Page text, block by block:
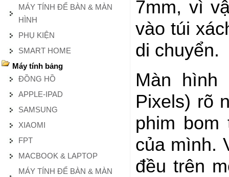
MÁY TÍNH ĐỂ BÀN & MÀN
HÌNH
PHỤ KIỆN
SMART HOME
Máy tính bảng
ĐỒNG HỒ
APPLE-IPAD
SAMSUNG
XIAOMI
FPT
MACBOOK & LAPTOP
MÁY TÍNH ĐỂ BÀN & MÀN
7mm, vì
vào túi
di chuyển.
Màn hình
Pixels) rõ
phim
của mình.
đều trên